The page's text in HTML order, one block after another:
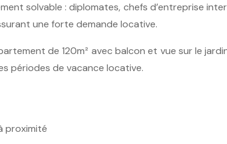
solvable : diplomates, chefs d’entreprise
une forte demande locative.
de 120m² avec balcon et vue sur le
périodes de vacance locative.
proximité